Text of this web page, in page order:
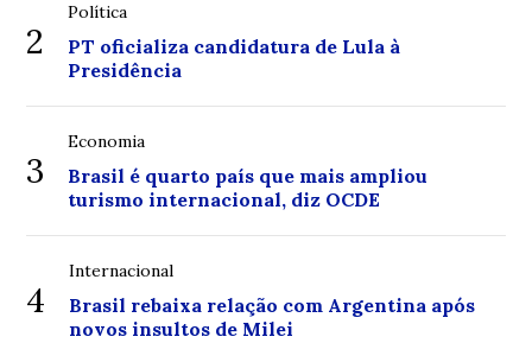
2
Política
PT oficializa candidatura de Lula à
Presidência
3
Economia
Brasil é quarto país que mais ampliou
turismo internacional, diz OCDE
4
Internacional
Brasil rebaixa relação com Argentina após
novos insultos de Milei